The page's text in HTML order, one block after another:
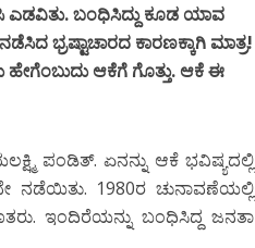
ಬಂಧಿಸಿದ್ದು ಕೂಡ ಯಾವ
ಭ್ರಷ್ಟಾಚಾರದ ಕಾರಣಕ್ಕಾಗಿ ಮಾತ್ರ!
ಆಕೆಗೆ ಗೊತ್ತು. ಆಕೆ ಈ
ಪಂಡಿತ್. ಏನನ್ನು ಆಕೆ ಭವಿಷ್ಯದಲ್ಲಿ
ನಡೆಯಿತು. 1980ರ ಚುನಾವಣೆಯಲ್ಲಿ
ಇಂದಿರೆಯನ್ನು ಬಂಧಿಸಿದ್ದ ಜನತಾ